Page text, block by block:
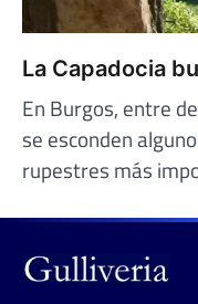
La Capadocia
En Burgos, entre
se esconden
rupestres más